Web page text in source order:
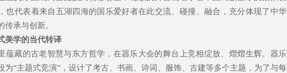
也代表着来自五湖四海的国乐爱好者在此交流、碰撞、融合，充分体现了中华
传承与创新。
美学的当代转译
蕴藏的古老智慧与东方哲学，在器乐大会的舞台上竞相绽放、熠熠生辉。器乐
为“主题式竞演”，设计了考古、书画、诗词、服饰、古建等多个主题，为了与每